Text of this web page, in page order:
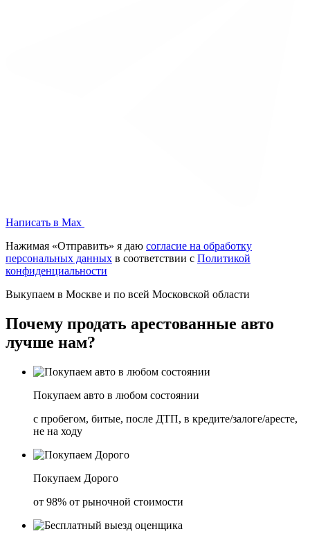
Написать в Max
Нажимая «Отправить» я даю согласие на обработку
персональных данных в соответствии с Политикой
конфиденциальности
Выкупаем в Москве и по всей Московской области
Почему продать арестованные авто
лучше нам?
Покупаем авто в любом состоянии
с пробегом, битые, после ДТП, в кредите/залоге/аресте,
не на ходу
Покупаем Дорого
от 98% от рыночной стоимости